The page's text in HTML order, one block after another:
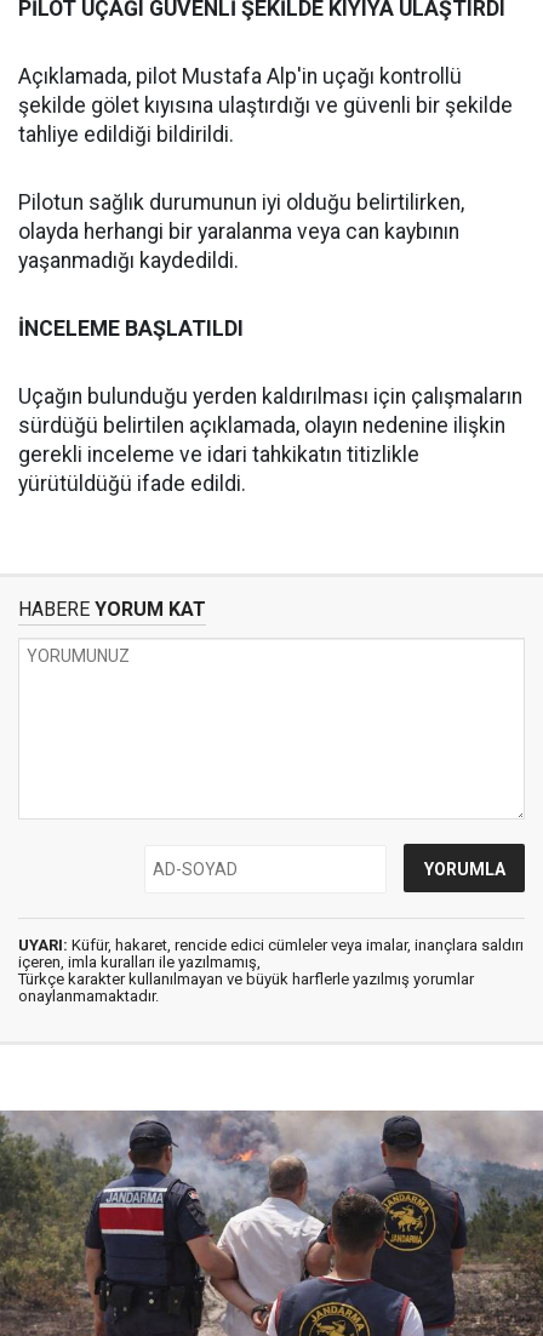
PİLOT UÇAĞI GÜVENLİ ŞEKİLDE KIYIYA ULAŞTIRDI
Açıklamada, pilot Mustafa Alp'in uçağı kontrollü
şekilde gölet kıyısına ulaştırdığı ve güvenli bir şekilde
tahliye edildiği bildirildi.
Pilotun sağlık durumunun iyi olduğu belirtilirken,
olayda herhangi bir yaralanma veya can kaybının
yaşanmadığı kaydedildi.
İNCELEME BAŞLATILDI
Uçağın bulunduğu yerden kaldırılması için çalışmaların
sürdüğü belirtilen açıklamada, olayın nedenine ilişkin
gerekli inceleme ve idari tahkikatın titizlikle
yürütüldüğü ifade edildi.
HABERE YORUM KAT
UYARI: Küfür, hakaret, rencide edici cümleler veya imalar, inançlara saldırı
içeren, imla kuralları ile yazılmamış,
Türkçe karakter kullanılmayan ve büyük harflerle yazılmış yorumlar
onaylanmamaktadır.